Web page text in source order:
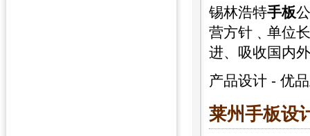
锡林浩特手板
营方针﹑单位
进、吸收国内
产品设计 - 优
莱州手板设